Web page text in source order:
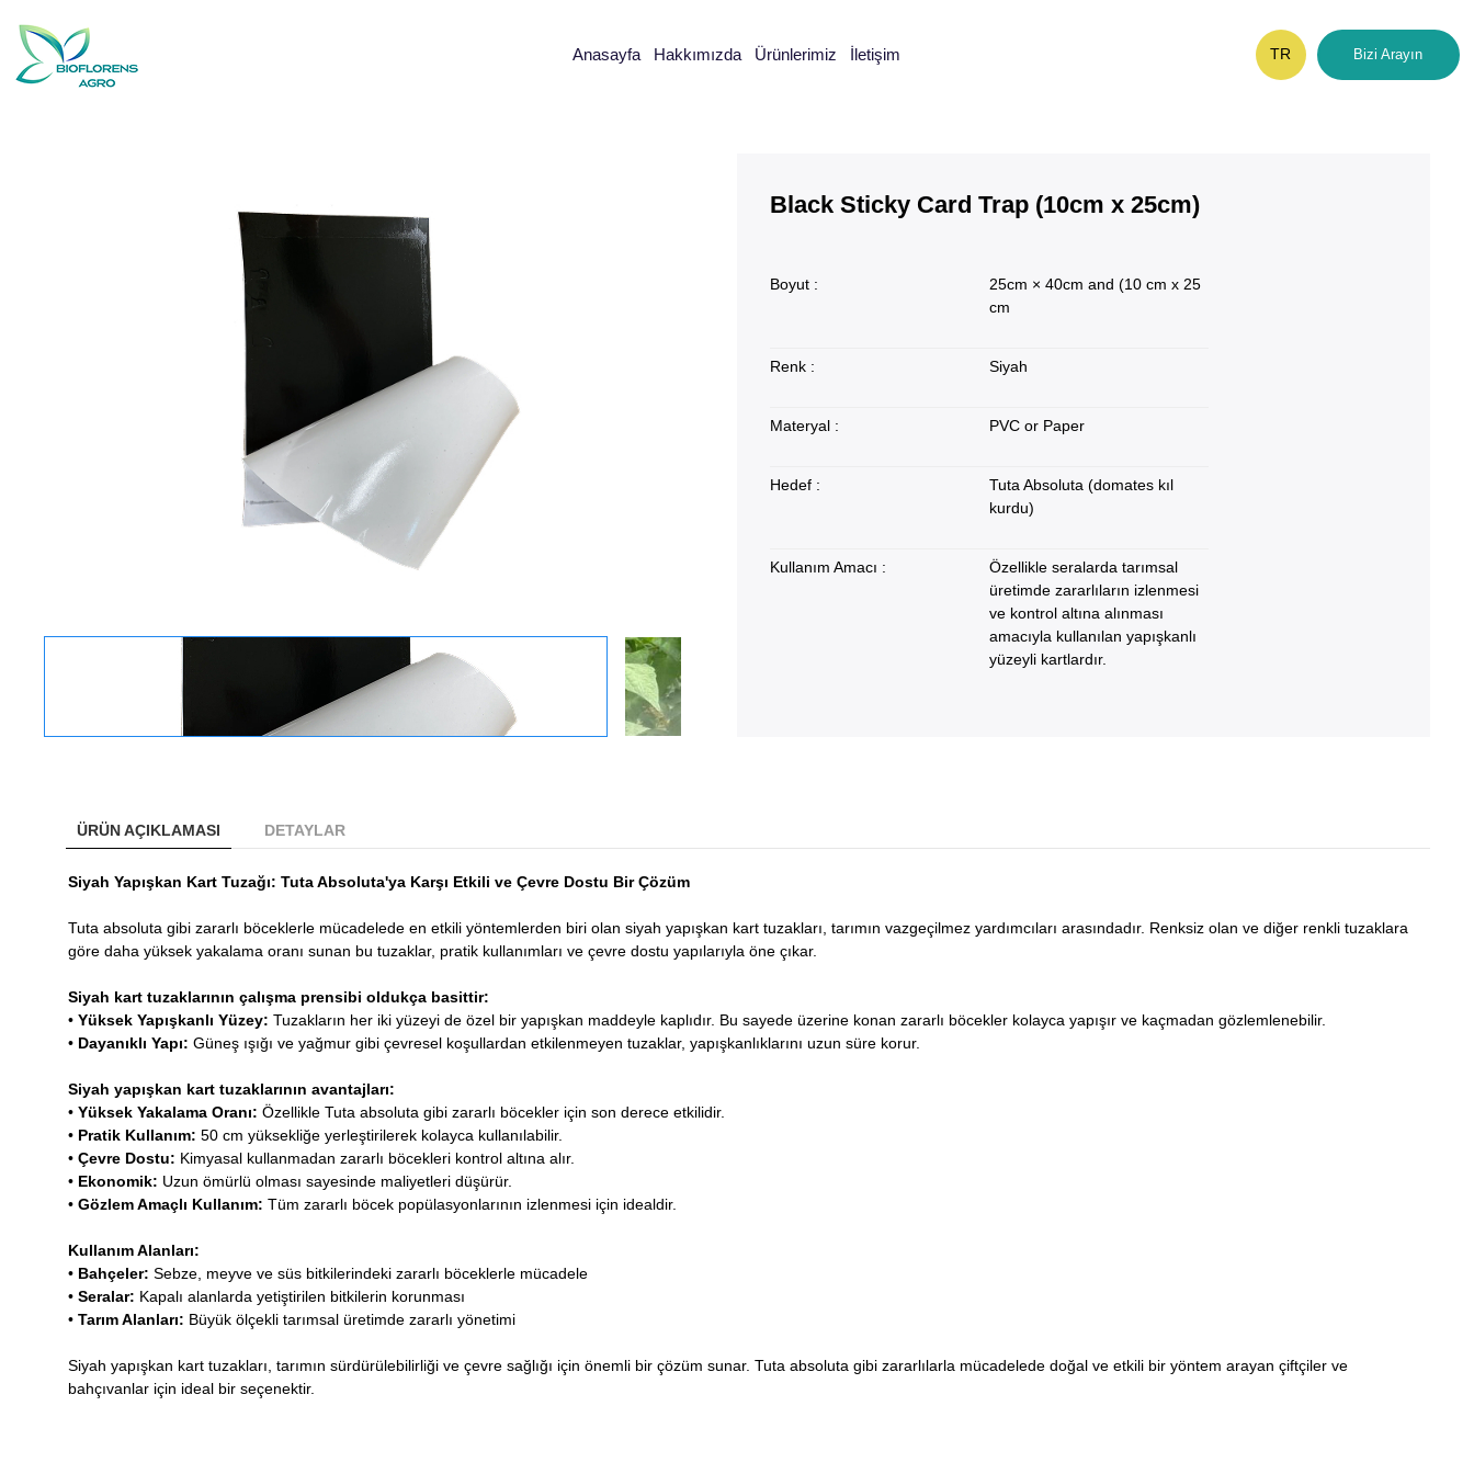
Anasayfa Hakkımızda Ürünlerimiz İletişim TR Bizi Arayın
Black Sticky Card Trap (10cm x 25cm)
Boyut :
25cm × 40cm and (10 cm x 25
cm
Renk : Siyah
Materyal : PVC or Paper
Hedef :
Tuta Absoluta (domates kıl
kurdu)
Kullanım Amacı :
Özellikle seralarda tarımsal
üretimde zararlıların izlenmesi
ve kontrol altına alınması
amacıyla kullanılan yapışkanlı
yüzeyli kartlardır.
ÜRÜN AÇIKLAMASI DETAYLAR
Siyah Yapışkan Kart Tuzağı: Tuta Absoluta'ya Karşı Etkili ve Çevre Dostu Bir Çözüm
Tuta absoluta gibi zararlı böceklerle mücadelede en etkili yöntemlerden biri olan siyah yapışkan kart tuzakları, tarımın vazgeçilmez yardımcıları arasındadır. Renksiz olan ve diğer renkli tuzaklara
göre daha yüksek yakalama oranı sunan bu tuzaklar, pratik kullanımları ve çevre dostu yapılarıyla öne çıkar.
Siyah kart tuzaklarının çalışma prensibi oldukça basittir:
• Yüksek Yapışkanlı Yüzey: Tuzakların her iki yüzeyi de özel bir yapışkan maddeyle kaplıdır. Bu sayede üzerine konan zararlı böcekler kolayca yapışır ve kaçmadan gözlemlenebilir.
• Dayanıklı Yapı: Güneş ışığı ve yağmur gibi çevresel koşullardan etkilenmeyen tuzaklar, yapışkanlıklarını uzun süre korur.
Siyah yapışkan kart tuzaklarının avantajları:
• Yüksek Yakalama Oranı: Özellikle Tuta absoluta gibi zararlı böcekler için son derece etkilidir.
• Pratik Kullanım: 50 cm yüksekliğe yerleştirilerek kolayca kullanılabilir.
• Çevre Dostu: Kimyasal kullanmadan zararlı böcekleri kontrol altına alır.
• Ekonomik: Uzun ömürlü olması sayesinde maliyetleri düşürür.
• Gözlem Amaçlı Kullanım: Tüm zararlı böcek popülasyonlarının izlenmesi için idealdir.
Kullanım Alanları:
• Bahçeler: Sebze, meyve ve süs bitkilerindeki zararlı böceklerle mücadele
• Seralar: Kapalı alanlarda yetiştirilen bitkilerin korunması
• Tarım Alanları: Büyük ölçekli tarımsal üretimde zararlı yönetimi
Siyah yapışkan kart tuzakları, tarımın sürdürülebilirliği ve çevre sağlığı için önemli bir çözüm sunar. Tuta absoluta gibi zararlılarla mücadelede doğal ve etkili bir yöntem arayan çiftçiler ve
bahçıvanlar için ideal bir seçenektir.